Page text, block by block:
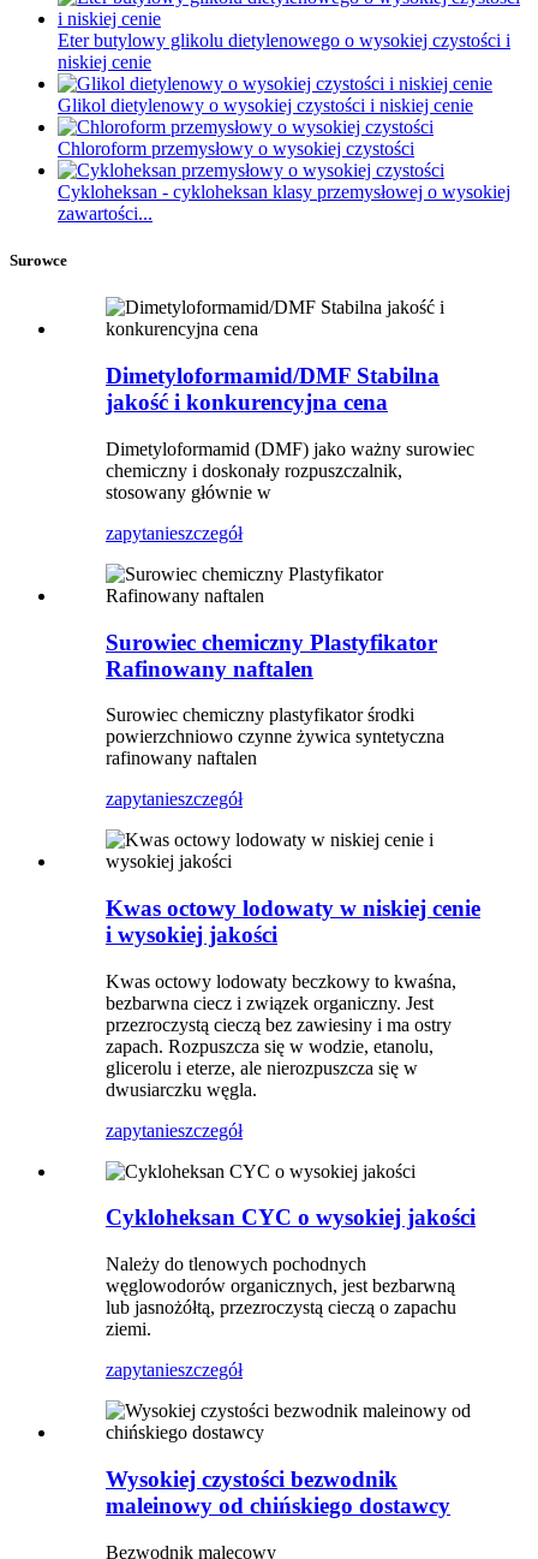
Eter butylowy glikolu dietylenowego o wysokiej czystości i
niskiej cenie
Glikol dietylenowy o wysokiej czystości i niskiej cenie
Chloroform przemysłowy o wysokiej czystości
Cykloheksan - cykloheksan klasy przemysłowej o wysokiej
zawartości...
Surowce
Dimetyloformamid/DMF Stabilna
jakość i konkurencyjna cena
Dimetyloformamid (DMF) jako ważny surowiec
chemiczny i doskonały rozpuszczalnik,
stosowany głównie w
zapytanieszczegół
Surowiec chemiczny Plastyfikator
Rafinowany naftalen
Surowiec chemiczny plastyfikator środki
powierzchniowo czynne żywica syntetyczna
rafinowany naftalen
zapytanieszczegół
Kwas octowy lodowaty w niskiej cenie
i wysokiej jakości
Kwas octowy lodowaty beczkowy to kwaśna,
bezbarwna ciecz i związek organiczny. Jest
przezroczystą cieczą bez zawiesiny i ma ostry
zapach. Rozpuszcza się w wodzie, etanolu,
glicerolu i eterze, ale nierozpuszcza się w
dwusiarczku węgla.
zapytanieszczegół
Cykloheksan CYC o wysokiej jakości
Należy do tlenowych pochodnych
węglowodorów organicznych, jest bezbarwną
lub jasnożółtą, przezroczystą cieczą o zapachu
ziemi.
zapytanieszczegół
Wysokiej czystości bezwodnik
maleinowy od chińskiego dostawcy
Bezwodnik malecowy